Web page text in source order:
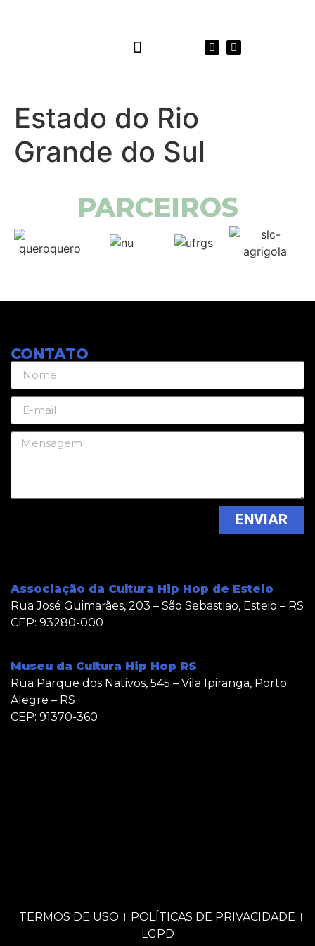
Estado do Rio
Grande do Sul
PARCEIROS
CONTATO
ENVIAR
Associação da Cultura Hip Hop de Esteio
Rua José Guimarães, 203 – São Sebastiao, Esteio – RS
CEP: 93280-000
Museu da Cultura Hip Hop RS
Rua Parque dos Nativos, 545 – Vila Ipiranga, Porto
Alegre – RS
CEP: 91370-360
TERMOS DE USO
POLÍTICAS DE PRIVACIDADE
LGPD